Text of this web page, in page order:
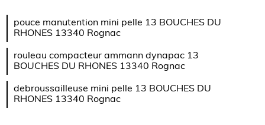
pouce manutention mini pelle 13 BOUCHES DU
RHONES 13340 Rognac
rouleau compacteur ammann dynapac 13
BOUCHES DU RHONES 13340 Rognac
debroussailleuse mini pelle 13 BOUCHES DU
RHONES 13340 Rognac